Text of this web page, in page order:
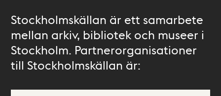
Stockholmskällan är ett samarbete
mellan arkiv, bibliotek och museer i
Stockholm. Partnerorganisationer
till Stockholmskällan är: